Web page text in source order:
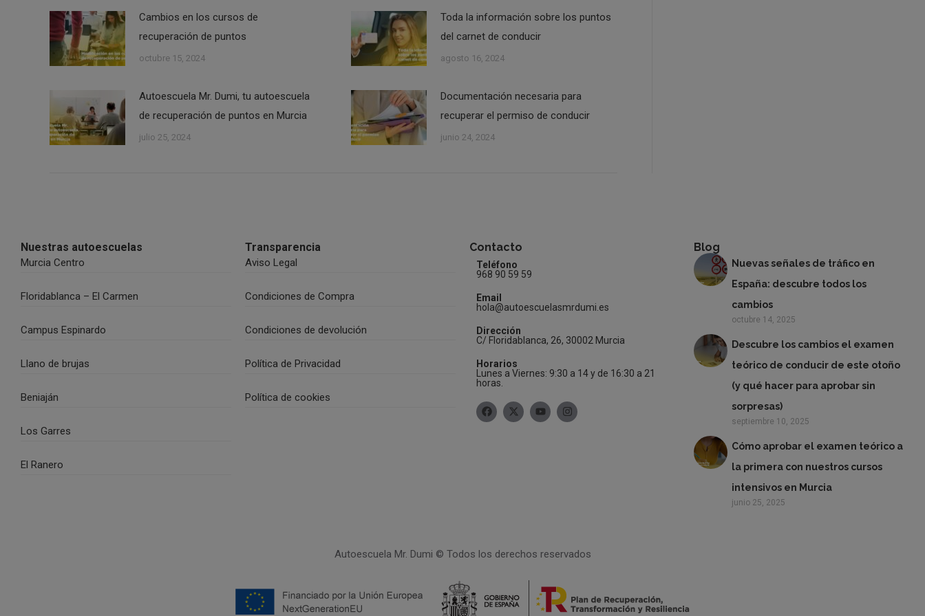
Cambios en los cursos de
recuperación de puntos
octubre 15, 2024
Toda la información sobre los puntos
del carnet de conducir
agosto 16, 2024
Autoescuela Mr. Dumi, tu autoescuela
de recuperación de puntos en Murcia
julio 25, 2024
Documentación necesaria para
recuperar el permiso de conducir
junio 24, 2024
Nuestras autoescuelas
Murcia Centro
Floridablanca – El Carmen
Campus Espinardo
Llano de brujas
Beniaján
Los Garres
El Ranero
Transparencia
Aviso Legal
Condiciones de Compra
Condiciones de devolución
Política de Privacidad
Política de cookies
Contacto
Teléfono
968 90 59 59
Email
hola@autoescuelasmrdumi.es
Dirección
C/ Floridablanca, 26, 30002 Murcia
Horarios
Lunes a Viernes: 9:30 a 14 y de 16:30 a 21
horas.
Blog
Nuevas señales de tráfico en
España: descubre todos los
cambios
octubre 14, 2025
Descubre los cambios el examen
teórico de conducir de este otoño
(y qué hacer para aprobar sin
sorpresas)
septiembre 10, 2025
Cómo aprobar el examen teórico a
la primera con nuestros cursos
intensivos en Murcia
junio 25, 2025
Autoescuela Mr. Dumi © Todos los derechos reservados